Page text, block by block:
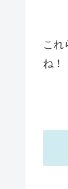
これ
ね！